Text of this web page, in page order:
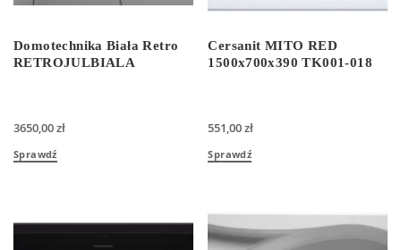
Domotechnika Biała Retro
RETROJULBIALA
3650,00zł
Sprawdź
Cersanit MITO RED
1500x700x390 TK001-018
551,00zł
Sprawdź